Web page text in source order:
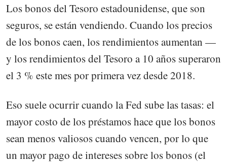
Los bonos del Tesoro estadounidense, que son
seguros, se están vendiendo. Cuando los precios
de los bonos caen, los rendimientos aumentan —
y los rendimientos del Tesoro a 10 años superaron
el 3 % este mes por primera vez desde 2018.
Eso suele ocurrir cuando la Fed sube las tasas: el
mayor costo de los préstamos hace que los bonos
sean menos valiosos cuando vencen, por lo que
un mayor pago de intereses sobre los bonos (el